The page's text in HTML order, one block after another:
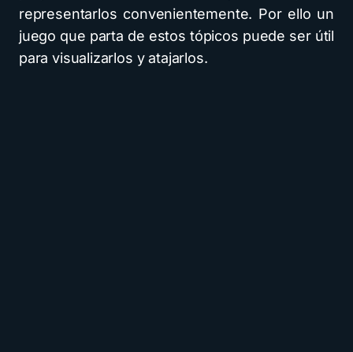
representarlos convenientemente. Por ello un
juego que parta de estos tópicos puede ser útil
para visualizarlos y atajarlos.